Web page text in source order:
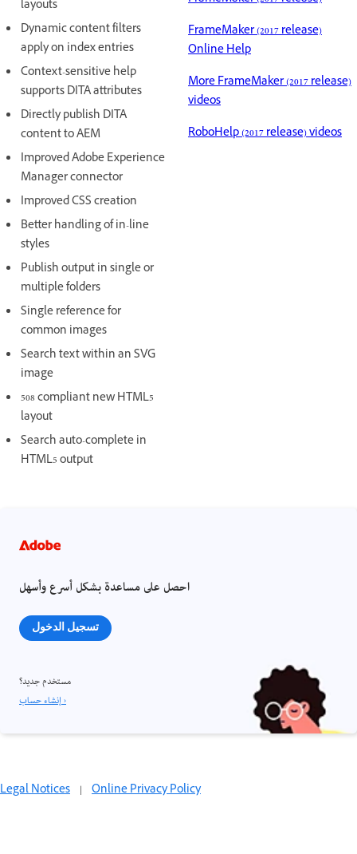
layouts
Dynamic content filters
apply on index entries
Context-sensitive help
supports DITA attributes
Directly publish DITA
content to AEM
Improved Adobe Experience
Manager connector
Improved CSS creation
Better handling of in-line
styles
Publish output in single or
multiple folders
Single reference for
common images
Search text within an SVG
image
508 compliant new HTML5
layout
Search auto-complete in
HTML5 output
FrameMaker (2017 release)
Online Help
More FrameMaker (2017 release)
videos
RoboHelp (2017 release) videos
احصل على مساعدة بشكل أسرع وأسهل
تسجيل الدخول
مستخدم جديد؟
إنشاء حساب ›
Legal Notices | Online Privacy Policy